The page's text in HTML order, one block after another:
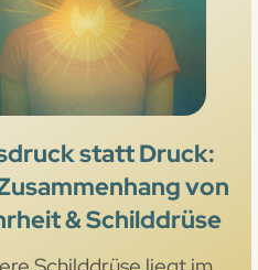
statt Druck:
von
& Schilddrüse